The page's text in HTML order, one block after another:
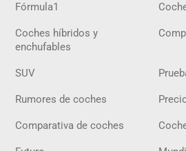
Fórmula1
Coches híbridos y
enchufables
SUV
Rumores de coches
Comparativa de coches